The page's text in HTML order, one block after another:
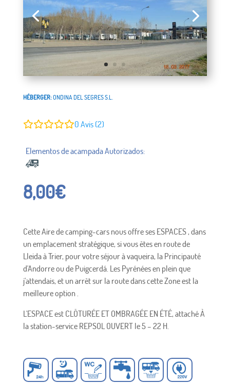
HÉBERGER:ONDINA DEL SEGRES S.L.
0 Avis (2)
8,00€
Cette Aire de camping-cars nous offre ses ESPACES , dans
un emplacement stratégique, si vous êtes en route de
Lleida à Trier, pour votre séjour à vaqueira, la Principauté
d'Andorre ou de Puigcerdá. Les Pyrénées en plein que
j'attendais, et un arrêt sur la route dans cette Zone est la
meilleure option .
L'ESPACE est CLÔTURÉE ET OMBRAGÉE EN ÉTÉ, attaché À
la station-service REPSOL OUVERT le 5 – 22 H.